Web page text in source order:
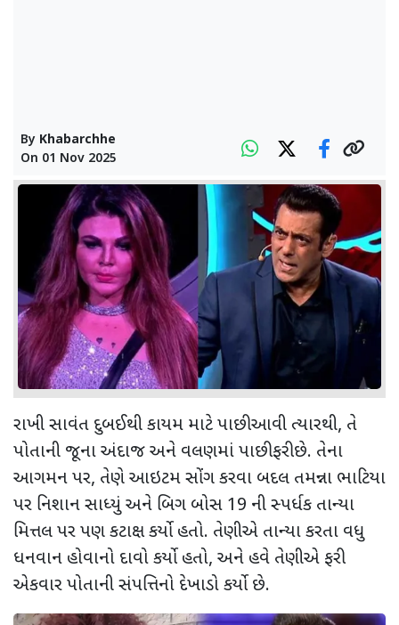
By Khabarchhe
On 01 Nov 2025
રાખી સાવંત દુબઈથી કાયમ માટે પાછી આવી ત્યારથી, તે
પોતાની જૂના અંદાજ અને વલણમાં પાછી ફરી છે. તેના
આગમન પર, તેણે આઇટમ સોંગ કરવા બદલ તમન્ના ભાટિયા
પર નિશાન સાધ્યું અને બિગ બોસ 19 ની સ્પર્ધક તાન્યા
મિત્તલ પર પણ કટાક્ષ કર્યો હતો. તેણીએ તાન્યા કરતા વધુ
ધનવાન હોવાનો દાવો કર્યો હતો, અને હવે તેણીએ ફરી
એકવાર પોતાની સંપત્તિનો દેખાડો કર્યો છે.